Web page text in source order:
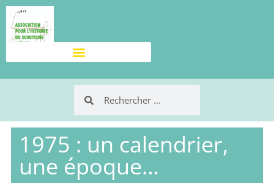
1975 : un calendrier,
une époque…